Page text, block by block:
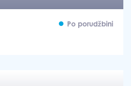
Po porudžbini